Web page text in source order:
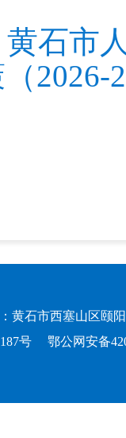
黄石市
2026-
石市西塞山区颐
号 鄂公网安备